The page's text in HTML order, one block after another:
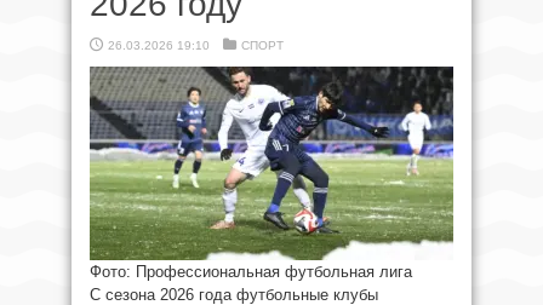
26.03.2026 19:10 СПОРТ
Фото: Профессиональная футбольная лига
С сезона 2026 года футбольные клубы